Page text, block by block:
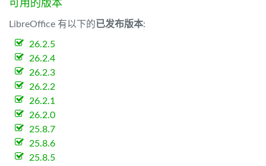
可用的版本
LibreOffice 有以下的已发布版本:
26.2.5
26.2.4
26.2.3
26.2.2
26.2.1
26.2.0
25.8.7
25.8.6
25.8.5